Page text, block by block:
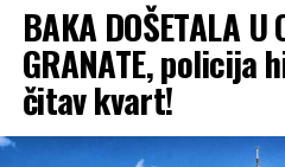
BAKA DOŠETALA U
GRANATE, policija
čitav kvart!